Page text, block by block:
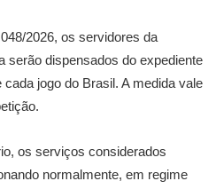
2026, os servidores da
serão dispensados do expediente
jogo do Brasil. A medida vale
os serviços considerados
normalmente, em regime